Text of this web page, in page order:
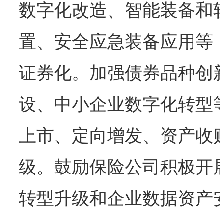
数字化改造、智能装备
置、安全应急装备应用
证券化。加强债券品种
设、中小企业数字化转
上市、定向增发、资产
级。鼓励保险公司积极
转型升级和企业数据资